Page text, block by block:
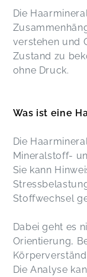
Die
verstehen und
Zustand zu
ohne Druck.
Was ist eine
Die
Mineralstoff-
Sie kann
Stoffwechsel
Dabei geht es
Orientierung,
Die Analyse